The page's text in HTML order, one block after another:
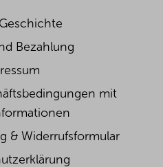
Bezahlung
mit
& Widerrufsformular